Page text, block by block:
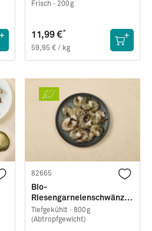
Frisch · 200g
11,99 €*
59,95 € / kg
82665
Bio-
Riesengarnelenschwänze
(Black Tiger) · klein · easy
peel
Tiefgekühlt · 800g
(Abtropfgewicht)